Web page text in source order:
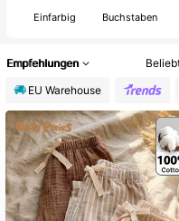
Einfarbig Buchstaben
Empfehlungen
EU Warehouse